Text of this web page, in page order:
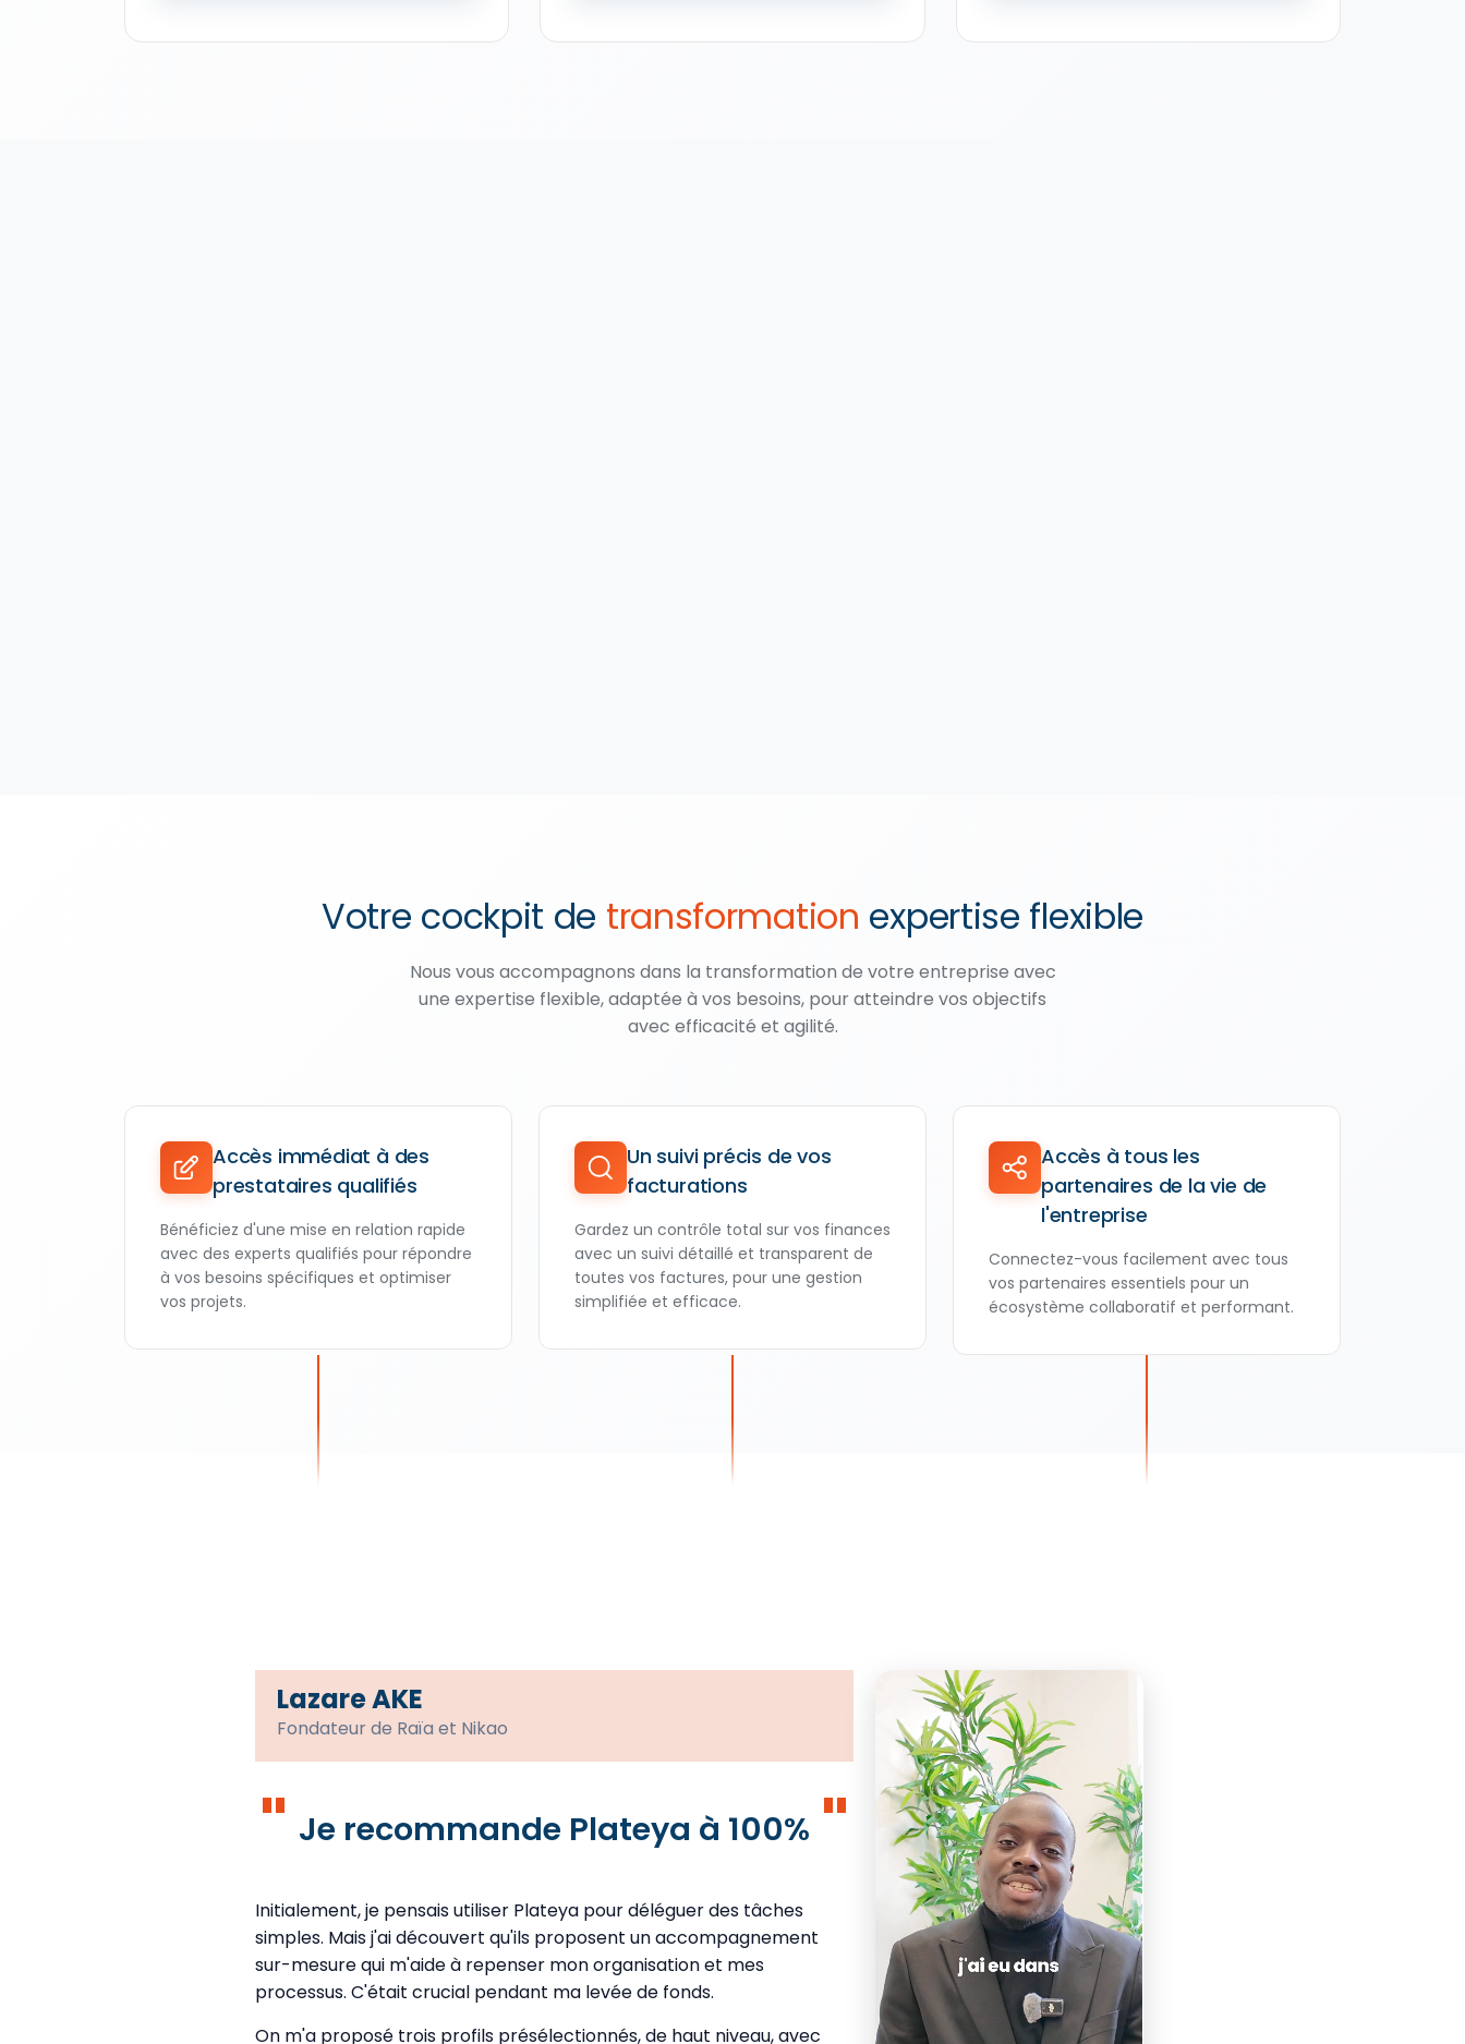
Votre cockpit de transformation expertise flexible
Nous vous accompagnons dans la transformation de votre entreprise avec
une expertise flexible, adaptée à vos besoins, pour atteindre vos objectifs
avec efficacité et agilité.
Accès immédiat à des
prestataires qualifiés
Bénéficiez d'une mise en relation rapide
avec des experts qualifiés pour répondre
à vos besoins spécifiques et optimiser
vos projets.
Un suivi précis de vos
facturations
Gardez un contrôle total sur vos finances
avec un suivi détaillé et transparent de
toutes vos factures, pour une gestion
simplifiée et efficace.
Accès à tous les
partenaires de la vie de
l'entreprise
Connectez-vous facilement avec tous
vos partenaires essentiels pour un
écosystème collaboratif et performant.
Lazare AKE
Fondateur de Raïa et Nikao
" Je recommande Plateya à 100% "
Initialement, je pensais utiliser Plateya pour déléguer des tâches
simples. Mais j'ai découvert qu'ils proposent un accompagnement
sur-mesure qui m'aide à repenser mon organisation et mes
processus. C'était crucial pendant ma levée de fonds.
On m'a proposé trois profils présélectionnés, de haut niveau, avec